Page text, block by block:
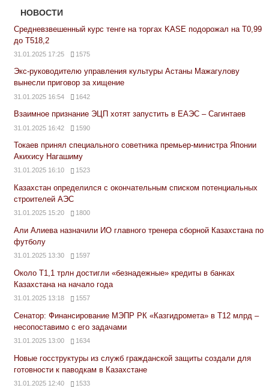
НОВОСТИ
Средневзвешенный курс тенге на торгах KASE подорожал на Т0,99
до Т518,2
31.01.2025 17:25 1575
Экс-руководителю управления культуры Астаны Мажагулову
вынесли приговор за хищение
31.01.2025 16:54 1642
Взаимное признание ЭЦП хотят запустить в ЕАЭС – Сагинтаев
31.01.2025 16:42 1590
Токаев принял специального советника премьер-министра Японии
Акихису Нагашиму
31.01.2025 16:10 1523
Казахстан определился с окончательным списком потенциальных
строителей АЭС
31.01.2025 15:20 1800
Али Алиева назначили ИО главного тренера сборной Казахстана по
футболу
31.01.2025 13:30 1597
Около Т1,1 трлн достигли «безнадежные» кредиты в банках
Казахстана на начало года
31.01.2025 13:18 1557
Сенатор: Финансирование МЭПР РК «Казгидромета» в Т12 млрд –
несопоставимо с его задачами
31.01.2025 13:00 1634
Новые госструктуры из служб гражданской защиты создали для
готовности к паводкам в Казахстане
31.01.2025 12:40 1533